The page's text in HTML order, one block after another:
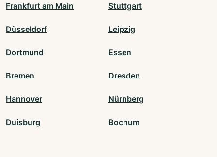
Frankfurt am Main Stuttgart
Düsseldorf Leipzig
Dortmund Essen
Bremen Dresden
Hannover Nürnberg
Duisburg Bochum